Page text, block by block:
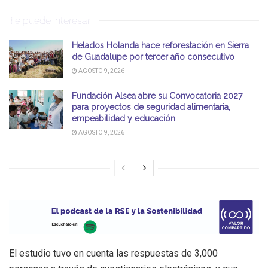
Te puede interesar
Helados Holanda hace reforestación en Sierra
de Guadalupe por tercer año consecutivo
AGOSTO 9, 2026
Fundación Alsea abre su Convocatoria 2027
para proyectos de seguridad alimentaria,
empeabilidad y educación
AGOSTO 9, 2026
El estudio tuvo en cuenta las respuestas de 3,000